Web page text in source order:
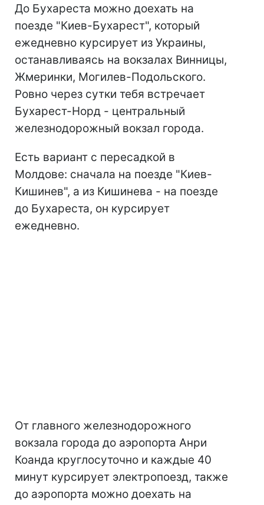
До Бухареста можно доехать на
поезде "Киев-Бухарест", который
ежедневно курсирует из Украины,
останавливаясь на вокзалах Винницы,
Жмеринки, Могилев-Подольского.
Ровно через сутки тебя встречает
Бухарест-Норд - центральный
железнодорожный вокзал города.
Есть вариант с пересадкой в
Молдове: сначала на поезде "Киев-
Кишинев", а из Кишинева - на поезде
до Бухареста, он курсирует
ежедневно.
От главного железнодорожного
вокзала города до аэропорта Анри
Коанда круглосуточно и каждые 40
минут курсирует электропоезд, также
до аэропорта можно доехать на